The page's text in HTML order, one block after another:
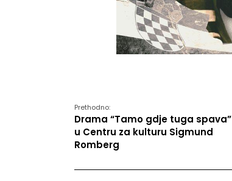
Prethodno:
Drama “Tamo gdje tuga spava”
u Centru za kulturu Sigmund
Romberg